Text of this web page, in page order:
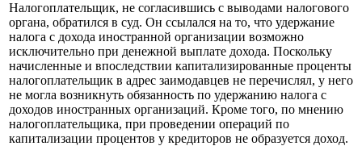
Налогоплательщик, не согласившись с выводами налогового
органа, обратился в суд. Он ссылался на то, что удержание
налога с дохода иностранной организации возможно
исключительно при денежной выплате дохода. Поскольку
начисленные и впоследствии капитализированные проценты
налогоплательщик в адрес заимодавцев не перечислял, у него
не могла возникнуть обязанность по удержанию налога с
доходов иностранных организаций. Кроме того, по мнению
налогоплательщика, при проведении операций по
капитализации процентов у кредиторов не образуется доход.